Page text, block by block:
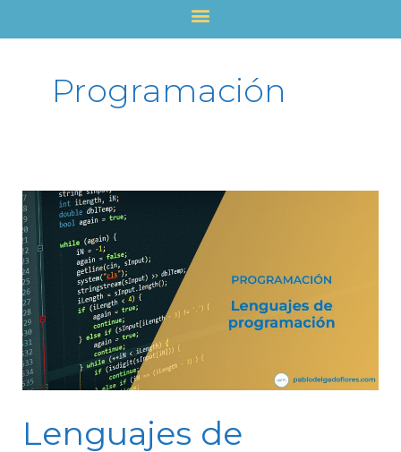
al
Programación
Lenguajes de
Lenguajes
de
programación